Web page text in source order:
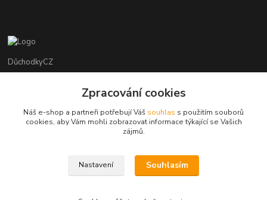
DůchodkyCZ
+420 412384749
objednavky@duchodky.cz
Zpracování cookies
Náš e-shop a partneři potřebují Váš souhlas s použitím souborů
cookies, aby Vám mohli zobrazovat informace týkající se Vašich
zájmů.
Nastavení Souhlasím